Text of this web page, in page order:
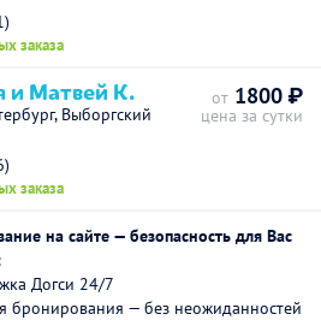
заказа
и Матвей К.
Выборгский
заказа
от 1800 ₽
цена за сутки
на сайте — безопасность для Вас
Догси 24/7
бронирования — без неожиданностей